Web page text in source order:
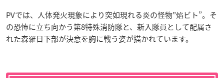
PVでは、人体発火現象により突如現れる炎の怪物”焰ビト”。そ
の恐怖に立ち向かう第8特殊消防隊と、新入隊員として配属さ
れた森羅日下部が決意を胸に戦う姿が描かれています。